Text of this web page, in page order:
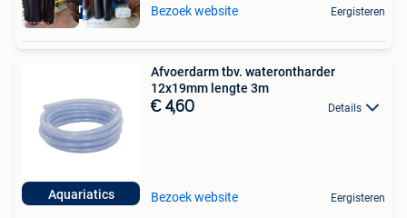
Aquariatics Bezoek website Eergisteren
Aquariatics
Afvoerdarm tbv. waterontharder
12x19mm lengte 3m
€ 4,60 Details
Bezoek website Eergisteren